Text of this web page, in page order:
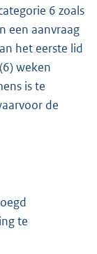
6 zoals
een aanvraag
het eerste lid
weken
is te
de
te